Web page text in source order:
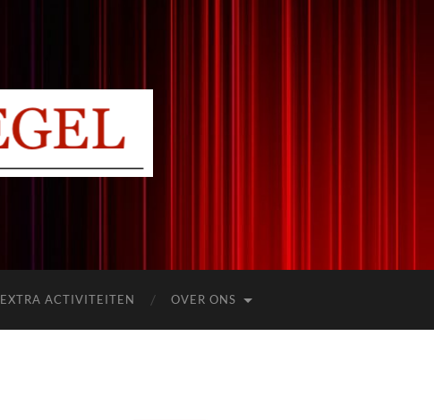
EXTRA ACTIVITEITEN OVER ONS